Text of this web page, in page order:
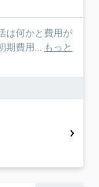
は何かと費用が
期費用...
もっと